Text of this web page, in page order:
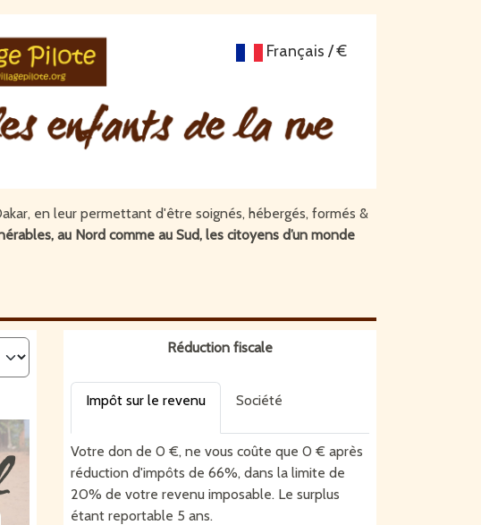
Français / €
en leur permettant d'être soignés, hébergés, formés &
au Nord comme au Sud, les citoyens d’un monde
Réduction fiscale
Impôt sur le revenu Société
Votre don de 0 €, ne vous coûte que 0 € après
réduction d'impôts de 66%, dans la limite de
20% de votre revenu imposable. Le surplus
étant reportable 5 ans.